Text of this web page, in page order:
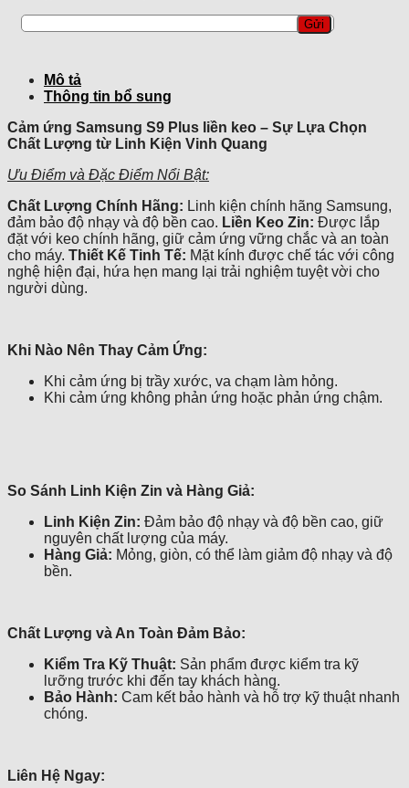
Mô tả
Thông tin bổ sung
Cảm ứng Samsung S9 Plus liền keo – Sự Lựa Chọn
Chất Lượng từ Linh Kiện Vinh Quang
Ưu Điểm và Đặc Điểm Nổi Bật:
Chất Lượng Chính Hãng: Linh kiện chính hãng Samsung,
đảm bảo độ nhạy và độ bền cao. Liền Keo Zin: Được lắp
đặt với keo chính hãng, giữ cảm ứng vững chắc và an toàn
cho máy. Thiết Kế Tinh Tế: Mặt kính được chế tác với công
nghệ hiện đại, hứa hẹn mang lại trải nghiệm tuyệt vời cho
người dùng.
Khi Nào Nên Thay Cảm Ứng:
Khi cảm ứng bị trầy xước, va chạm làm hỏng.
Khi cảm ứng không phản ứng hoặc phản ứng chậm.
So Sánh Linh Kiện Zin và Hàng Giả:
Linh Kiện Zin: Đảm bảo độ nhạy và độ bền cao, giữ
nguyên chất lượng của máy.
Hàng Giả: Mỏng, giòn, có thể làm giảm độ nhạy và độ
bền.
Chất Lượng và An Toàn Đảm Bảo:
Kiểm Tra Kỹ Thuật: Sản phẩm được kiểm tra kỹ
lưỡng trước khi đến tay khách hàng.
Bảo Hành: Cam kết bảo hành và hỗ trợ kỹ thuật nhanh
chóng.
Liên Hệ Ngay: